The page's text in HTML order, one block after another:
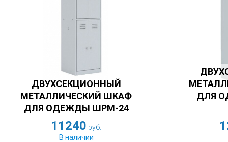
ДВУХСЕКЦИОННЫЙ
МЕТАЛЛИЧЕСКИЙ ШКАФ
ДЛЯ ОДЕЖДЫ ШРМ-24
11240 руб.
В наличии
ДЛЯ